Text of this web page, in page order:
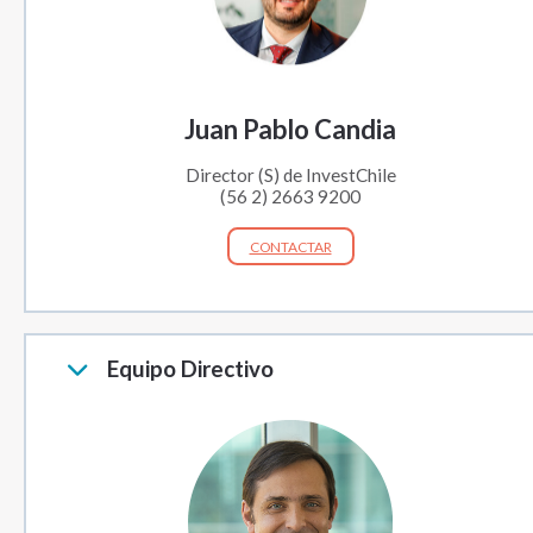
Juan Pablo Candia
Director (S) de InvestChile
(56 2) 2663 9200
CONTACTAR
Equipo Directivo